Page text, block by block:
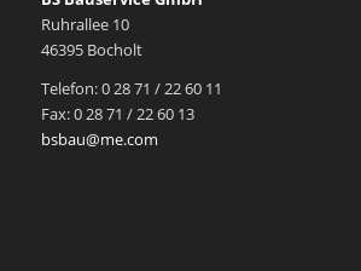
Ruhrallee 10
46395 Bocholt
Telefon: 0 28 71 / 22 60 11
Fax: 0 28 71 / 22 60 13
bsbau@me.com